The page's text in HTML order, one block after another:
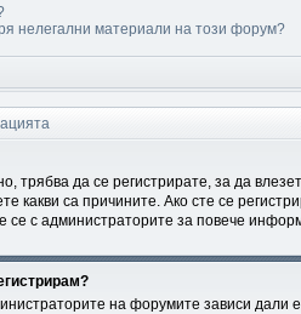
нелегални материали на този форум?
трябва да се регистрирате, за да
какви са причините. Ако сте се
се с администраторите за повече
на форумите зависи дали